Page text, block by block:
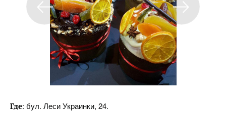
Где: бул. Леси Украинки, 24.